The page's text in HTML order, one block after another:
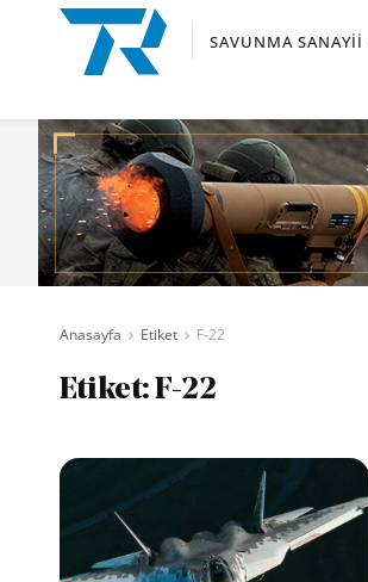
SAVUNMA SANAYII
Anasayfa Etiket F-22
Etiket:F-22